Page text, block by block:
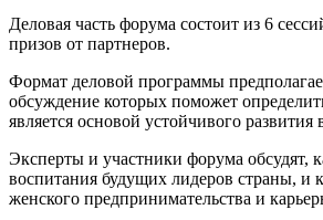
Деловая часть форума состоит из 6
призов от партнеров.
Формат деловой программы
обсуждение которых поможет
является основой устойчивого развития
Эксперты и участники форума обсудят,
воспитания будущих лидеров страны, и
женского предпринимательства и